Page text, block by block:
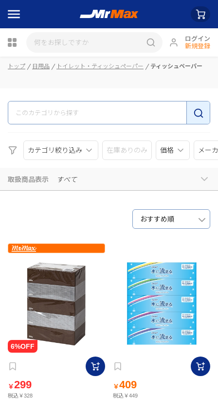
ログイン
新規登録
瓶詰
トップ 日用品 トイレット・ティッシュペーパー ティッシュペーパー
カテゴリ絞り込み 在庫ありのみ 価格 メー
取扱商品表示 すべて
おすすめ順
￥299
税込￥328
￥409
税込￥449